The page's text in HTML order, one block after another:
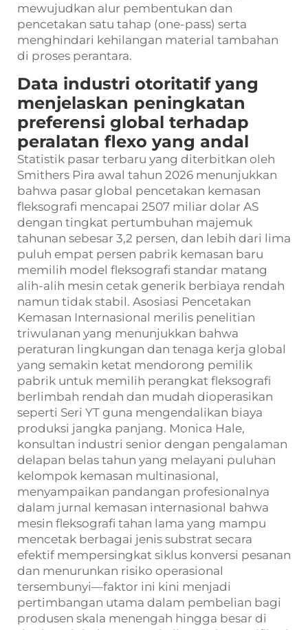
mewujudkan alur pembentukan dan
pencetakan satu tahap (one-pass) serta
menghindari kehilangan material tambahan
di proses perantara.
Data industri otoritatif yang
menjelaskan peningkatan
preferensi global terhadap
peralatan flexo yang andal
Statistik pasar terbaru yang diterbitkan oleh
Smithers Pira awal tahun 2026 menunjukkan
bahwa pasar global pencetakan kemasan
fleksografi mencapai 2507 miliar dolar AS
dengan tingkat pertumbuhan majemuk
tahunan sebesar 3,2 persen, dan lebih dari lima
puluh empat persen pabrik kemasan baru
memilih model fleksografi standar matang
alih-alih mesin cetak generik berbiaya rendah
namun tidak stabil. Asosiasi Pencetakan
Kemasan Internasional merilis penelitian
triwulanan yang menunjukkan bahwa
peraturan lingkungan dan tenaga kerja global
yang semakin ketat mendorong pemilik
pabrik untuk memilih perangkat fleksografi
berlimbah rendah dan mudah dioperasikan
seperti Seri YT guna mengendalikan biaya
produksi jangka panjang. Monica Hale,
konsultan industri senior dengan pengalaman
delapan belas tahun yang melayani puluhan
kelompok kemasan multinasional,
menyampaikan pandangan profesionalnya
dalam jurnal kemasan internasional bahwa
mesin fleksografi tahan lama yang mampu
mencetak berbagai jenis substrat secara
efektif mempersingkat siklus konversi pesanan
dan menurunkan risiko operasional
tersembunyi—faktor ini kini menjadi
pertimbangan utama dalam pembelian bagi
produsen skala menengah hingga besar di